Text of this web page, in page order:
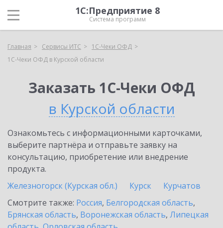
1С:Предприятие 8
Система программ
Главная Сервисы ИТС
1С-Чеки ОФД
1С-Чеки ОФД в Курской области
Заказать 1С-Чеки ОФД
в Курской области
Ознакомьтесь с информационными карточками,
выберите партнёра и отправьте заявку на
консультацию, приобретение или внедрение
продукта.
Железногорск (Курская обл.)
Курск
Курчатов
Смотрите также: Россия, Белгородская область,
Брянская область, Воронежская область, Липецкая